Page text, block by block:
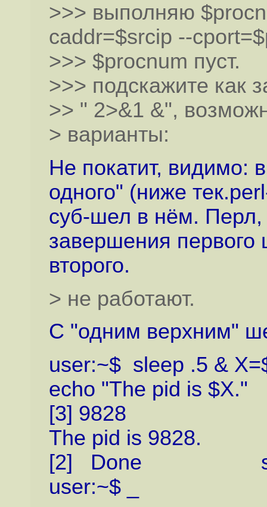
>>> выполняю
caddr=$srcip --
>>> $procnum пуст.
>>> подскажите как
>> " 2>&1 &",
> варианты:
Не покатит, видимо:
одного" (ниже
суб-шел в нём.
завершения
второго.
> не работают.
С "одним верхним"
user:~$ sleep .5 &
echo "The pid is $X."
[3] 9828
The pid is 9828.
[2] Done
user:~$ _